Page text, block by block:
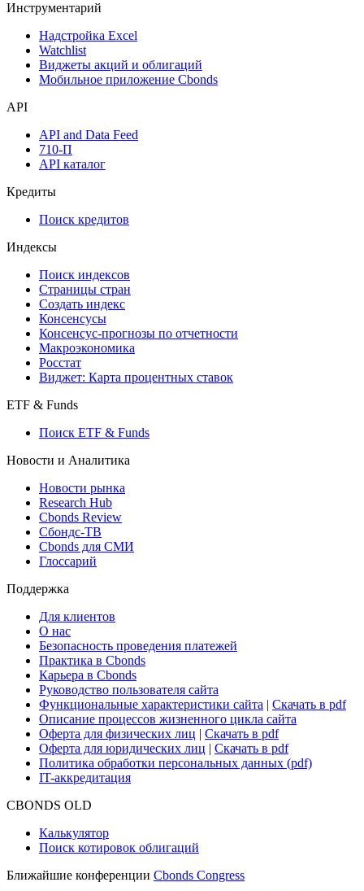
Инструментарий
Надстройка Excel
Watchlist
Виджеты акций и облигаций
Мобильное приложение Cbonds
API
API and Data Feed
710-П
API каталог
Кредиты
Поиск кредитов
Индексы
Поиск индексов
Страницы стран
Создать индекс
Консенсусы
Консенсус-прогнозы по отчетности
Макроэкономика
Росстат
Виджет: Карта процентных ставок
ETF & Funds
Поиск ETF & Funds
Новости и Аналитика
Новости рынка
Research Hub
Cbonds Review
Сбондс-ТВ
Cbonds для СМИ
Глоссарий
Поддержка
Для клиентов
О нас
Безопасность проведения платежей
Практика в Cbonds
Карьера в Cbonds
Руководство пользователя сайта
Функциональные характеристики сайта | Скачать в pdf
Описание процессов жизненного цикла сайта
Оферта для физических лиц | Скачать в pdf
Оферта для юридических лиц | Скачать в pdf
Политика обработки персональных данных (pdf)
IT-аккредитация
CBONDS OLD
Калькулятор
Поиск котировок облигаций
Ближайшие конференции Cbonds Congress